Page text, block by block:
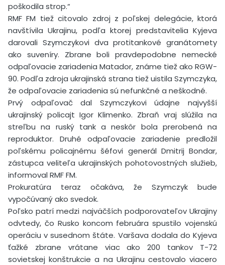
poškodila strop.“
RMF FM tiež citovalo zdroj z poľskej delegácie, ktorá
navštívila Ukrajinu, podľa ktorej predstavitelia Kyjeva
darovali Szymczykovi dva protitankové granátomety
ako suveníry. Zbrane boli pravdepodobne nemecké
odpaľovacie zariadenia Matador, známe tiež ako RGW-
90. Podľa zdroja ukrajinská strana tiež uistila Szymczyka,
že odpaľovacie zariadenia sú nefunkčné a neškodné.
Prvý odpaľovač dal Szymczykovi údajne najvyšší
ukrajinský policajt Igor Klimenko. Zbraň vraj slúžila na
streľbu na ruský tank a neskôr bola prerobená na
reproduktor. Druhé odpaľovacie zariadenie predložil
poľskému policajnému šéfovi generál Dmitrij Bondar,
zástupca veliteľa ukrajinských pohotovostných služieb,
informoval RMF FM.
Prokuratúra teraz očakáva, že Szymczyk bude
vypočúvaný ako svedok.
Poľsko patrí medzi najväčších podporovateľov Ukrajiny
odvtedy, čo Rusko koncom februára spustilo vojenskú
operáciu v susednom štáte. Varšava dodala do Kyjeva
ťažké zbrane vrátane viac ako 200 tankov T-72
sovietskej konštrukcie a na Ukrajinu cestovalo viacero